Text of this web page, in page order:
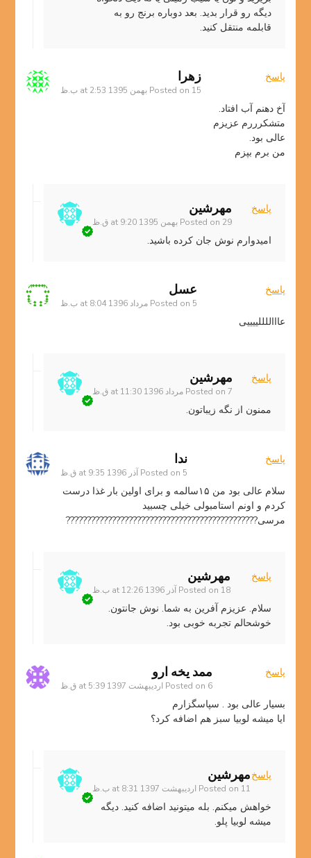
دیگه رو قرار بدید. بعد دوباره برنج رو به
قابلمه منتقل کنید.
زهرا
Posted on 15 بهمن 1395 at 2:53 ب.ظ
پاسخ
آخ دهنم آب افتاد.
متشکرررم عزیزم
عالی بود.
من برم بپزم
مهرشین
Posted on 29 بهمن 1395 at 9:20 ق.ظ
پاسخ
امیدوارم نوش جان کرده باشید.
عسل
Posted on 5 مرداد 1396 at 8:04 ب.ظ
پاسخ
عاااللللییییی
مهرشین
Posted on7 مرداد 1396 at 11:30 ق.ظ
پاسخ
ممنون از نگه زیباتون.
ندا
Posted on 5 آذر 1396 at 9:35 ق.ظ
پاسخ
سلام عالی بود من ۱۵سالمه و برای اولین بار غذا درست
کردم و اونم استامبولی خیلی چسبید
مرسی??????????????????????????????????????????????
مهرشین
Posted on 18 آذر 1396 at 12:26 ب.ظ
پاسخ
سلام. عزیزم آفرین به شما. نوش جانتون.
خوشحالم تجربه خوبی بود.
ممد يخه ارو
Posted on 6 اردیبهشت 1397 at 5:39 ق.ظ
پاسخ
بسیار عالى بود . سپاسگزارم
ایا میشه لوبیا سبز هم اضافه کرد؟
مهرشین
Posted on 11 اردیبهشت 1397 at 8:31 ب.ظ
پاسخ
خواهش میکنم. بله میتونید اضافه کنید. دیگه
میشه لوبیا پلو.